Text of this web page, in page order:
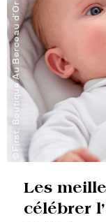
©First, Boutique Au Berceau d’Or
Les
célébrer